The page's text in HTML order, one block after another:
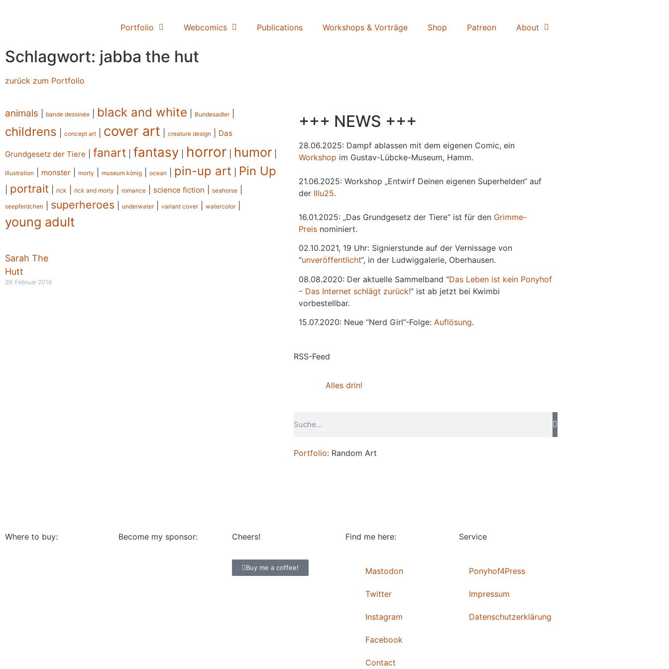
Portfolio Webcomics Publications Workshops & Vorträge Shop Patreon About
Schlagwort: jabba the hut
zurück zum Portfolio
animals bande dessinée black and white Bundesadler|
childrens concept art cover art creature design Das
Grundgesetz der Tiere fanart fantasy horror humor
Illustration monster morty museum könig ocean pin-up art Pin Up
portrait rick rick and morty romance science fiction seahorse
seepferdchen superheroes underwater| variant cover| watercolor|
young adult
Sarah The
Hutt
29. Februar 2016
+++ NEWS +++
28.06.2025: Dampf ablassen mit dem eigenen Comic, ein
Workshop im Gustav-Lübcke-Museum, Hamm.
21.06.2025: Workshop „Entwirf Deinen eigenen Superhelden“ auf
der Illu25.
16.01.2025: „Das Grundgesetz der Tiere“ ist für den Grimme-
Preis nominiert.
02.10.2021, 19 Uhr: Signierstunde auf der Vernissage von
“unveröffentlicht“, in der Ludwiggalerie, Oberhausen.
08.08.2020: Der aktuelle Sammelband “Das Leben ist kein Ponyhof
– Das Internet schlägt zurück!” ist ab jetzt bei Kwimbi
vorbestellbar.
15.07.2020: Neue “Nerd Girl”-Folge: Auflösung.
RSS-Feed
Alles drin!
Portfolio: Random Art
Where to buy: Become my sponsor: Cheers!
Buy me a coffee!
Find me here:
Mastodon
Twitter
Instagram
Facebook
Contact
Service
Ponyhof4Press
Impressum
Datenschutzerklärung